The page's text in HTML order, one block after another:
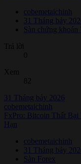
cobemetaichinh
31 Tháng bảy
Sàn chứng khoán
Trả lời
0
Xem
82
31 Tháng bảy 2026
cobemetaichinh
FxPro: Bitcoin Thất
Hạn
cobemetaichinh
31 Tháng bảy
Sàn Forex